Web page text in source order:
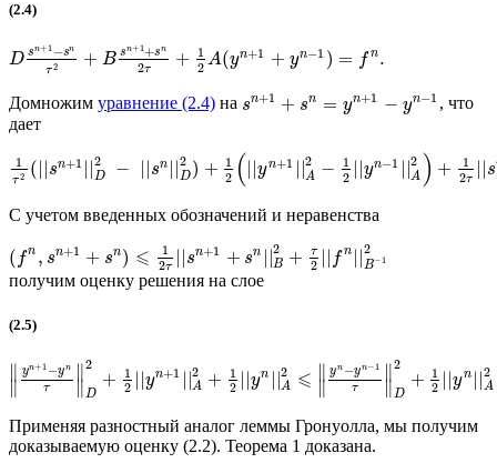
(2.4)
D sn+1 −sn
τ 2 + B sn+1+sn
2τ +
1
2 A(yn+1 + yn−1 ) = f n .
Домножим уравнение (2.4) на sn+1 + sn = yn+1 − yn−1 , что
дает
1
τ 2 ( sn+1 ||2
D − sn ||2
D) + 1
2 ( ||yn+1 ||2
A −
1
2
yn−1 ||2
A ) +
1
2τ s
С учетом введенных обозначений и неравенства
( f n , sn+1 + sn) ⩽
1
2τ ||sn+1 + sn ||2
B + τ
2 || f n ||2
B−1
получим оценку решения на слое
(2.5)
∥
∥
yn+1 −yn
τ
∥
∥
2
D
+
1
2 ||yn+1 ||2
A +
1
2 ||yn ||2
A ⩽ ∥
∥
yn −yn−1
τ
∥
∥
2
D
+ 1
2 ||yn ||2
A
Применяя разностный аналог леммы Гронуолла, мы получим
доказываемую оценку (2.2). Теорема 1 доказана.